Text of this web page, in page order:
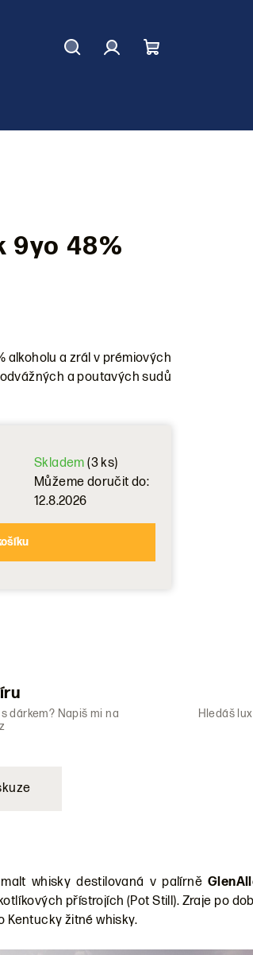
9yo 48%
alkoholu a zrál v prémiových
a poutavých sudů
Skladem(3 ks)
Můžeme doručit do:
12.8.2026
dárkem? Napiš mi na
Hledáš
whisky destilovaná v palírně
přístrojích (Pot Still). Zraje po
Kentucky žitné whisky.